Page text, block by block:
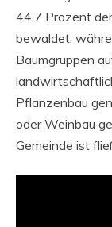
44,7 Prozent
bewaldet,
Baumgruppen
Pflanzenbau
oder Weinbau
Gemeinde ist